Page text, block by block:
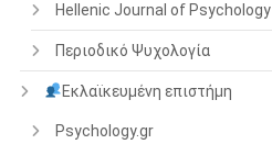
Hellenic Journal of Psychology
Περιοδικό Ψυχολογία
Εκλαϊκευμένη επιστήμη
Psychology.gr